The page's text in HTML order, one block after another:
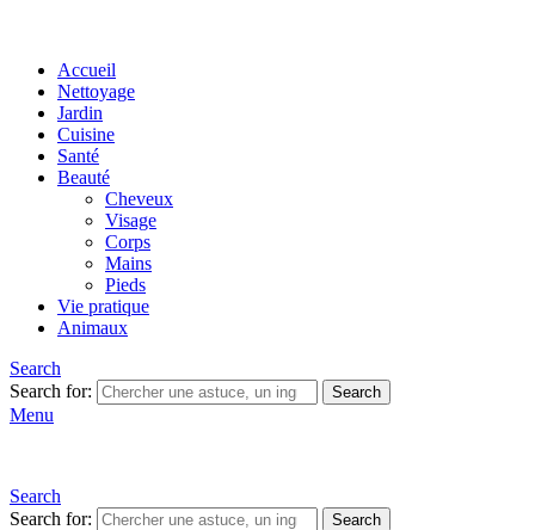
Accueil
Nettoyage
Jardin
Cuisine
Santé
Beauté
Cheveux
Visage
Corps
Mains
Pieds
Vie pratique
Animaux
Search
Search for:
Search
Menu
Search
Search for:
Search